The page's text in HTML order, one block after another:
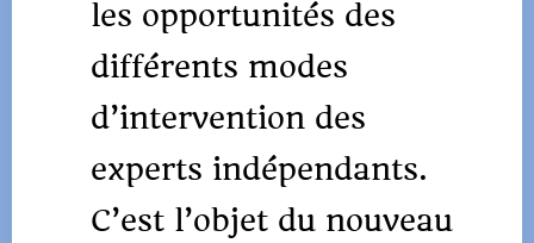
les opportunités des
différents modes
d’intervention des
experts indépendants.
C’est l’objet du nouveau